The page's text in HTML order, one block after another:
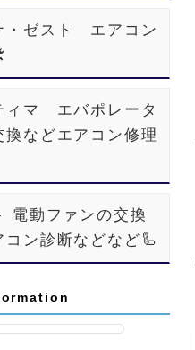
・ゼスト エアコン
ィマ エバポレータ
換などエアコン修理
電動ファンの交換
コン診断などなど🦾